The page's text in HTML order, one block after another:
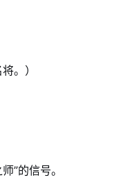
。）
”的信号。